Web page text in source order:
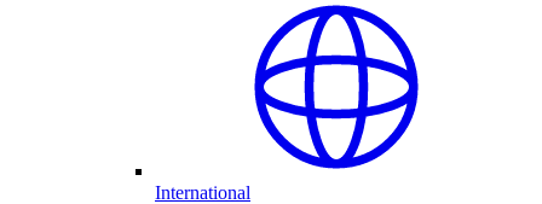
International